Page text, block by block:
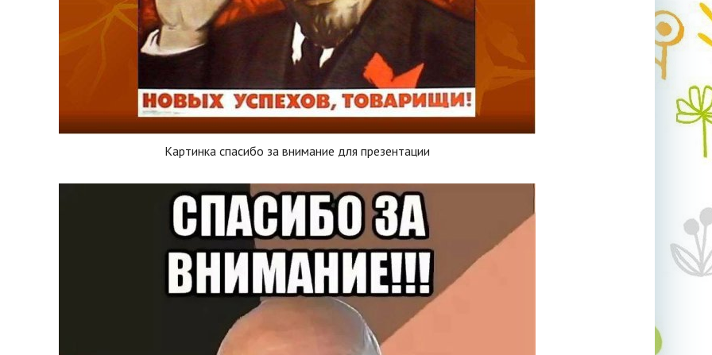
Картинка спасибо за внимание для презентации